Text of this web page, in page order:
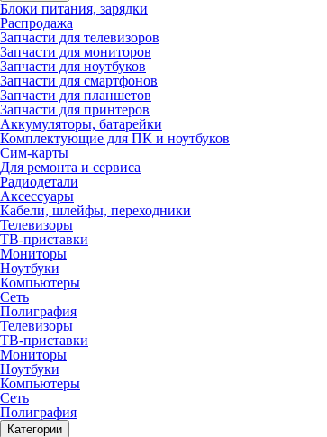
Блоки питания, зарядки
Распродажа
Запчасти для телевизоров
Запчасти для мониторов
Запчасти для ноутбуков
Запчасти для смартфонов
Запчасти для планшетов
Запчасти для принтеров
Аккумуляторы, батарейки
Комплектующие для ПК и ноутбуков
Сим-карты
Для ремонта и сервиса
Радиодетали
Аксессуары
Кабели, шлейфы, переходники
Телевизоры
ТВ-приставки
Мониторы
Ноутбуки
Компьютеры
Сеть
Полиграфия
Телевизоры
ТВ-приставки
Мониторы
Ноутбуки
Компьютеры
Сеть
Полиграфия
Категории